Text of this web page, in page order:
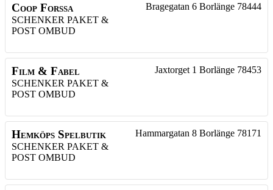
Coop Forssa
SCHENKER PAKET &
POST OMBUD
Bragegatan 6 Borlänge 78444
Film & Fabel
SCHENKER PAKET &
POST OMBUD
Jaxtorget 1 Borlänge 78453
Hemköps Spelbutik
SCHENKER PAKET &
POST OMBUD
Hammargatan 8 Borlänge 78171